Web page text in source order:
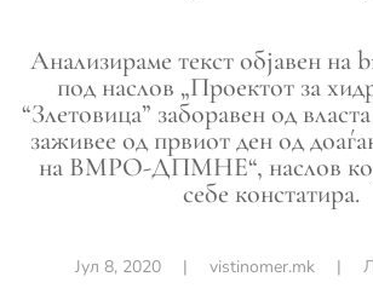
Анализираме текст објавен на
под наслов „Проектот за
“Злетовица” заборавен од
заживее од првиот ден од
на ВМРО-ДПМНЕ“, наслов
себе констатира.
Јул 8, 2020| vistinomer.mk|